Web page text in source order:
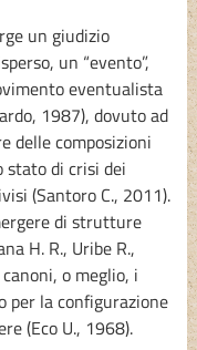
un giudizio
un “evento”,
eventualista
1987), dovuto ad
delle composizioni
stato di crisi dei
(Santoro C., 2011).
di strutture
H. R., Uribe R.,
o meglio, i
per la configurazione
(Eco U., 1968).